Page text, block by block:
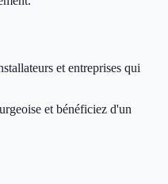
et entreprises qui
et bénéficiez d'un